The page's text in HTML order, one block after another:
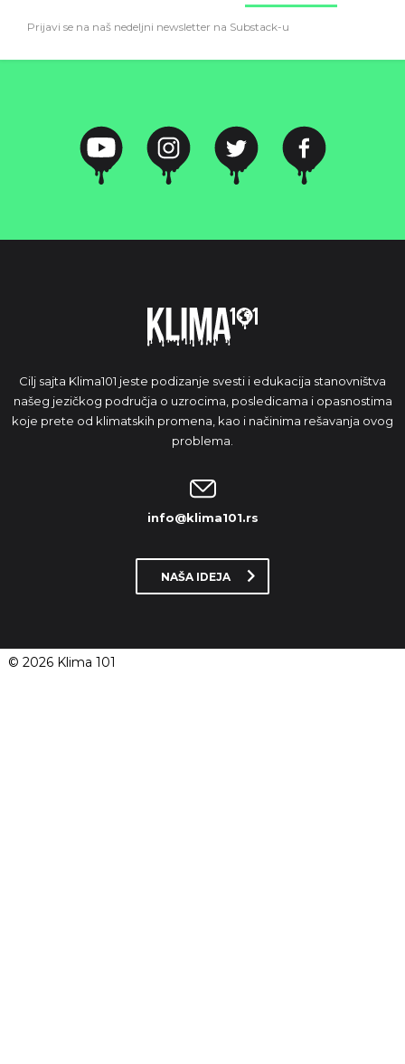
Prijavi se na naš nedeljni newsletter na Substack-u
Cilj sajta Klima101 jeste podizanje svesti i edukacija stanovništva
našeg jezičkog područja o uzrocima, posledicama i opasnostima
koje prete od klimatskih promena, kao i načinima rešavanja ovog
problema.
info@klima101.rs
NAŠA IDEJA
© 2026 Klima 101